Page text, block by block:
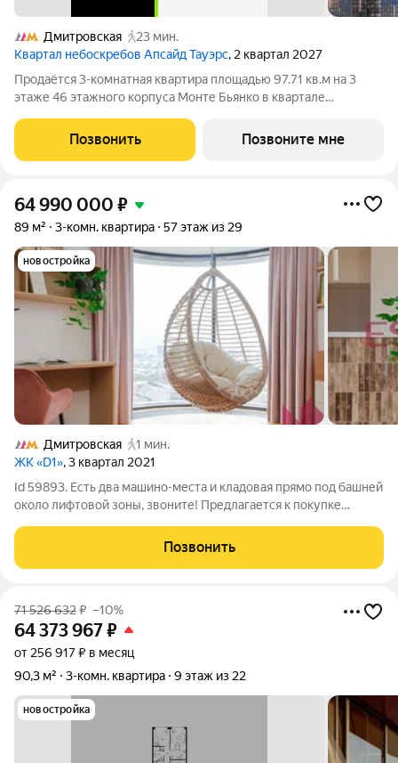
Дмитровская
23 мин.
Квартал небоскребов Апсайд Тауэрс, 2 квартал 2027
Продаётся 3-комнатная квартира площадью 97.71 кв.м на 3
этаже 46 этажного корпуса Монте Бьянко в квартале
отделка,с видом на Бизнес-парк Останкино, прогулочный
бульвар, детский сад, школу,
Позвонить Позвоните мне
64 990 000 ₽
89 м² 3-комн. квартира 57 этаж из 29
новостройка
Дмитровская
1 мин.
ЖК «D1», 3 квартал 2021
Id 59893. Есть два машино-места и кладовая прямо под башней
около лифтовой зоны, звоните! Предлагается к покупке
с видом одновременно на: МОСКВА СИТИ, ЧЕТЫРЕ
СТАЛИНСКИЕ ВЫСОТКИ И ОСТАНКИНО в
Позвонить
71 526 632₽ –10%
64 373 967₽
от 256 917 ₽ в месяц
90,3 м²
3-комн. квартира 9 этаж из 22
новостройка